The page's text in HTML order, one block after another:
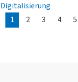
Digitalisierung
1
2 3 4 5